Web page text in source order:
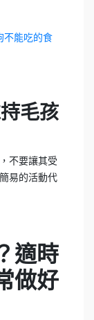
不能吃的食
毛孩
不要讓其受
易的活動代
適時
做好